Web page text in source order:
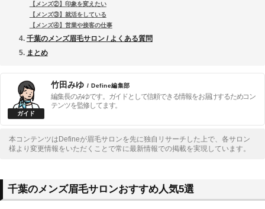
【メンズ②】印象を変えたい
【メンズ③】就活をしている
【メンズ④】営業や接客の仕事
千葉のメンズ眉毛サロン / よくある質問
まとめ
竹田みゆ / Define編集部
編集長のみゆです。ガイドとして信頼できる情報をお届けするためコン
テンツを監修してます。
本コンテンツはDefineが眉毛サロンを先に独自リサーチした上で、各サロン
様より変更情報をいただくことで常に最新情報での掲載を実現しています。
千葉のメンズ眉毛サロンおすすめ人気5選